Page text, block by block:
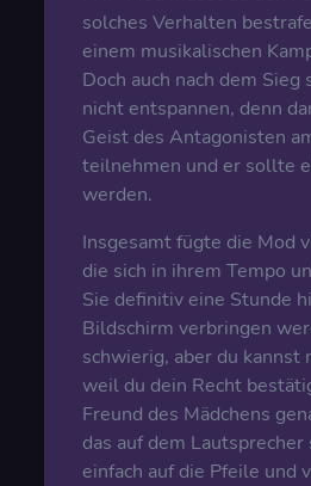
solches Verhalten
einem musikalischen
Doch auch nach dem
nicht entspannen, denn
Geist des Antagonisten
teilnehmen und er sollte
werden.
Insgesamt fügte die Mod
die sich in ihrem Tempo
Sie definitiv eine Stunde
Bildschirm verbringen
schwierig, aber du kannst
weil du dein Recht
Freund des Mädchens
das auf dem
einfach auf die Pfeile und